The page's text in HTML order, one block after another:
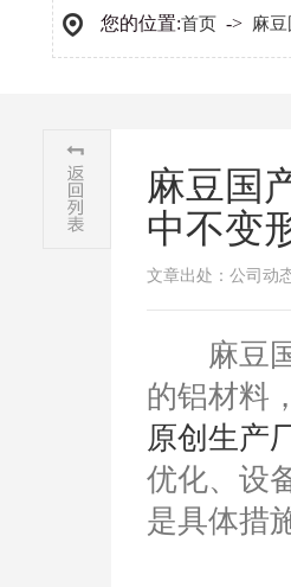
您的位置:首页 -> 麻
麻豆国
中不变
文章出处：公司动
麻豆国
的铝材料
原创生产
优化、设
是具体措